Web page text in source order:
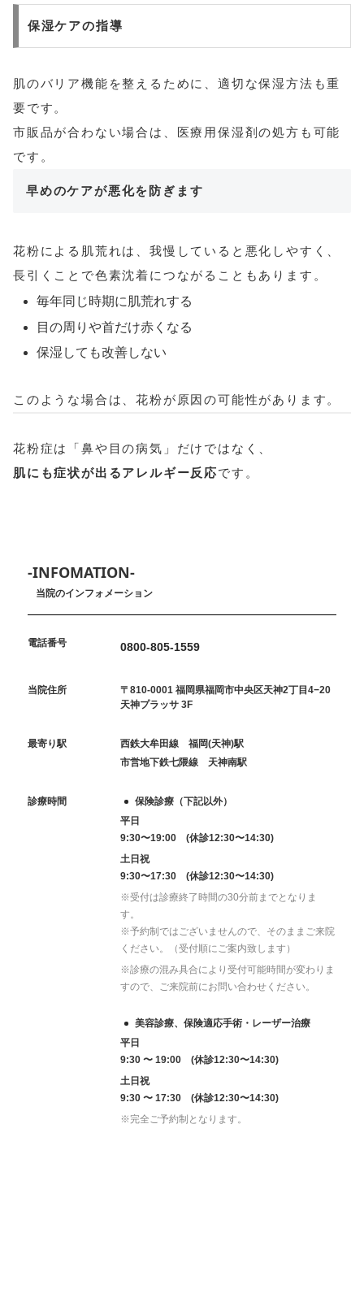
保湿ケアの指導
肌のバリア機能を整えるために、適切な保湿方法も重
要です。
市販品が合わない場合は、医療用保湿剤の処方も可能
です。
早めのケアが悪化を防ぎます
花粉による肌荒れは、我慢していると悪化しやすく、
長引くことで色素沈着につながることもあります。
毎年同じ時期に肌荒れする
目の周りや首だけ赤くなる
保湿しても改善しない
このような場合は、花粉が原因の可能性があります。
花粉症は「鼻や目の病気」だけではなく、
肌にも症状が出るアレルギー反応です。
-INFOMATION-
当院のインフォメーション
電話番号 0800-805-1559
当院住所
〒810-0001 福岡県福岡市中央区天神2丁目4−20
天神プラッサ 3F
最寄り駅
西鉄大牟田線 福岡(天神)駅
市営地下鉄七隈線 天神南駅
診療時間
保険診療（下記以外）
平日
9:30〜19:00 (休診12:30〜14:30)
土日祝
9:30〜17:30 (休診12:30〜14:30)
※受付は診療終了時間の30分前までとなりま
す。
※予約制ではございませんので、そのままご来院
ください。（受付順にご案内致します）
※診療の混み具合により受付可能時間が変わりま
すので、ご来院前にお問い合わせください。
美容診療、保険適応手術・レーザー治療
平日
9:30 〜 19:00 (休診12:30〜14:30)
土日祝
9:30 〜 17:30 (休診12:30〜14:30)
※完全ご予約制となります。